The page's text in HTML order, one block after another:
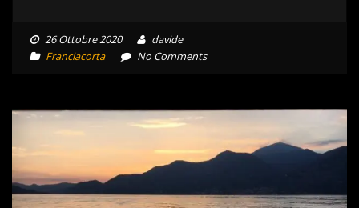
26 Ottobre 2020
davide
Franciacorta
No Comments